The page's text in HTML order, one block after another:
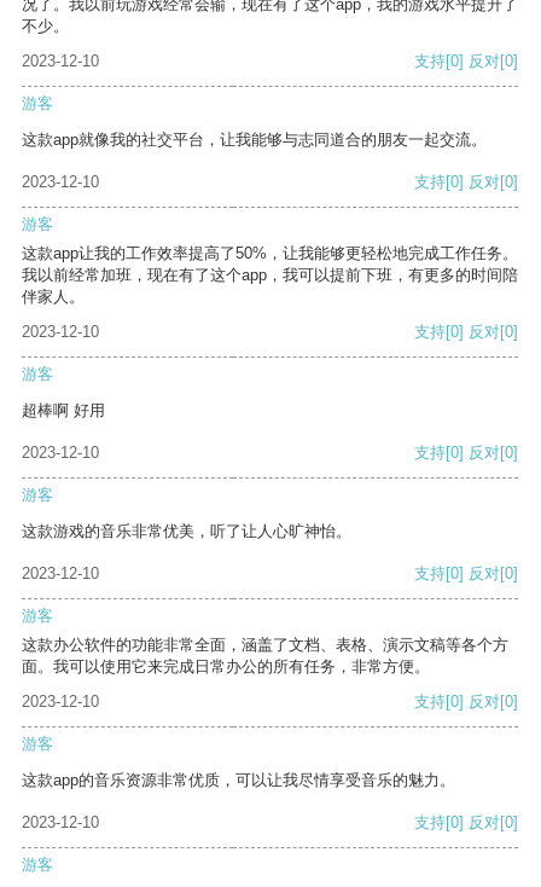
况了。我以前玩游戏经常会输，现在有了这个app，我的游戏水平提升了
不少。
2023-12-10
支持[0] 反对[0]
游客
这款app就像我的社交平台，让我能够与志同道合的朋友一起交流。
2023-12-10 支持[0] 反对[0]
游客
这款app让我的工作效率提高了50%，让我能够更轻松地完成工作任务。
我以前经常加班，现在有了这个app，我可以提前下班，有更多的时间陪
伴家人。
2023-12-10
支持[0] 反对[0]
游客
超棒啊 好用
2023-12-10 支持[0] 反对[0]
游客
这款游戏的音乐非常优美，听了让人心旷神怡。
2023-12-10 支持[0] 反对[0]
游客
这款办公软件的功能非常全面，涵盖了文档、表格、演示文稿等各个方
面。我可以使用它来完成日常办公的所有任务，非常方便。
2023-12-10
支持[0] 反对[0]
游客
这款app的音乐资源非常优质，可以让我尽情享受音乐的魅力。
2023-12-10 支持[0] 反对[0]
游客